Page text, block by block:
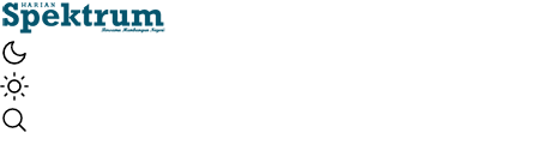
spektrumonline.com